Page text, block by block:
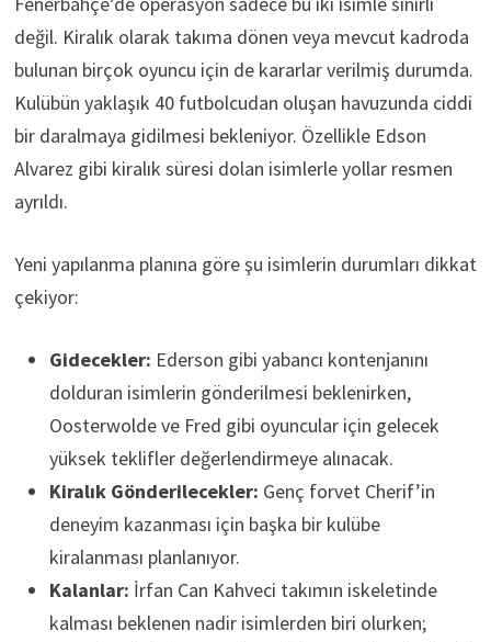
değil. Kiralık olarak takıma dönen veya mevcut kadroda
bulunan birçok oyuncu için de kararlar verilmiş durumda.
Kulübün yaklaşık 40 futbolcudan oluşan havuzunda ciddi
bir daralmaya gidilmesi bekleniyor. Özellikle Edson
Alvarez gibi kiralık süresi dolan isimlerle yollar resmen
ayrıldı.
Yeni yapılanma planına göre şu isimlerin durumları dikkat
çekiyor:
Gidecekler: Ederson gibi yabancı kontenjanını
dolduran isimlerin gönderilmesi beklenirken,
Oosterwolde ve Fred gibi oyuncular için gelecek
yüksek teklifler değerlendirmeye alınacak.
Kiralık Gönderilecekler: Genç forvet Cherif’in
deneyim kazanması için başka bir kulübe
kiralanması planlanıyor.
Kalanlar: İrfan Can Kahveci takımın iskeletinde
kalması beklenen nadir isimlerden biri olurken;